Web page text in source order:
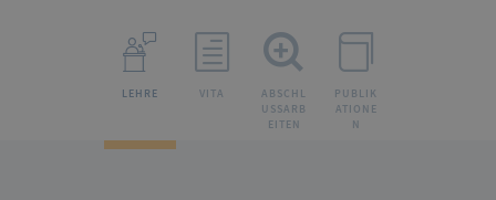
LEHRE VITA
ABSCHL
USSARB
EITEN
PUBLIK
ATIONE
N